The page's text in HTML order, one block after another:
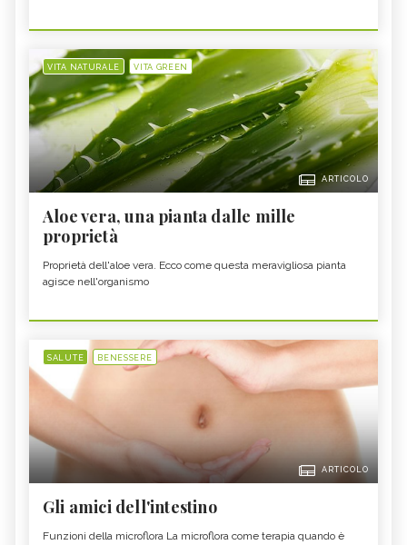
VITA NATURALE VITA GREEN
ARTICOLO
Aloe vera, una pianta dalle mille
proprietà
Proprietà dell'aloe vera. Ecco come questa meravigliosa pianta
agisce nell'organismo
SALUTE BENESSERE
ARTICOLO
Gli amici dell'intestino
Funzioni della microflora La microflora come terapia quando è